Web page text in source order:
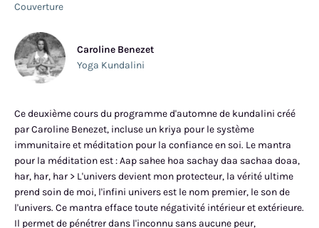
Couverture
Caroline Benezet
Yoga Kundalini
Ce deuxième cours du programme d'automne de kundalini créé
par Caroline Benezet, incluse un kriya pour le système
immunitaire et méditation pour la confiance en soi. Le mantra
pour la méditation est : Aap sahee hoa sachay daa sachaa doaa,
har, har, har > L'univers devient mon protecteur, la vérité ultime
prend soin de moi, l'infini univers est le nom premier, le son de
l'univers. Ce mantra efface toute négativité intérieur et extérieure.
Il permet de pénétrer dans l'inconnu sans aucune peur,